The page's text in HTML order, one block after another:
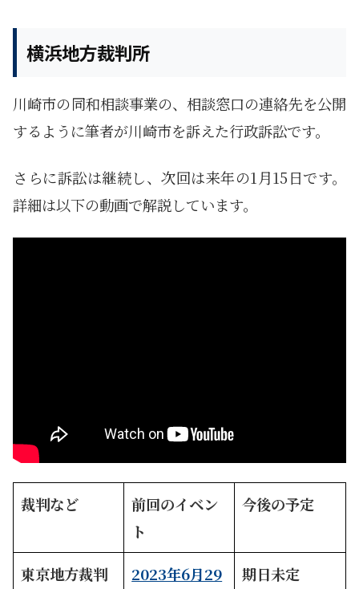
横浜地方裁判所
川崎市の同和相談事業の、相談窓口の連絡先を公開
するように筆者が川崎市を訴えた行政訴訟です。
さらに訴訟は継続し、次回は来年の1月15日です。
詳細は以下の動画で解説しています。
裁判など
前回のイベン
ト
今後の予定
東京地方裁判
2023年6月29
期日未定